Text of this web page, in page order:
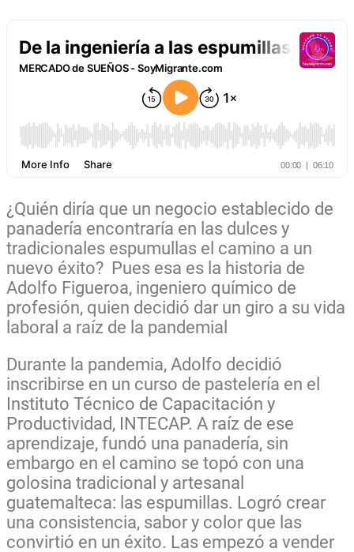
¿Quién diría que un negocio establecido de
panadería encontraría en las dulces y
tradicionales espumullas el camino a un
nuevo éxito? Pues esa es la historia de
Adolfo Figueroa, ingeniero químico de
profesión, quien decidió dar un giro a su vida
laboral a raíz de la pandemial
Durante la pandemia, Adolfo decidió
inscribirse en un curso de pastelería en el
Instituto Técnico de Capacitación y
Productividad, INTECAP. A raíz de ese
aprendizaje, fundó una panadería, sin
embargo en el camino se topó con una
golosina tradicional y artesanal
guatemalteca: las espumillas. Logró crear
una consistencia, sabor y color que las
convirtió en un éxito. Las empezó a vender